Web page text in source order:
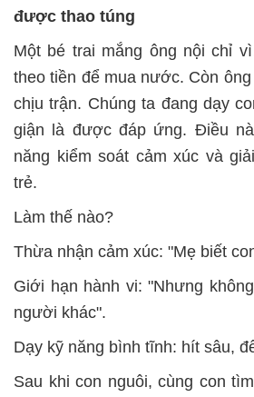
được thao túng
Một bé trai mắng ông nội chỉ
theo tiền để mua nước. Còn
chịu trận. Chúng ta đang dạy
giận là được đáp ứng. Điều
năng kiểm soát cảm xúc và
trẻ.
Làm thế nào?
Thừa nhận cảm xúc: "Mẹ biết
Giới hạn hành vi: "Nhưng
người khác".
Dạy kỹ năng bình tĩnh: hít sâu,
Sau khi con nguôi, cùng con